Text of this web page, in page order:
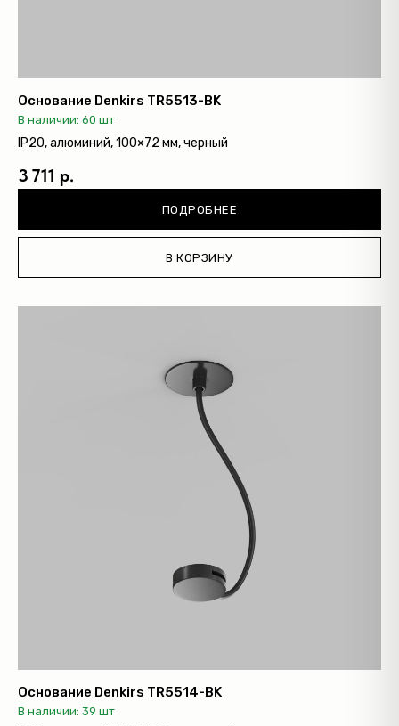
Основание Denkirs TR5513-BK
В наличии: 60 шт
IP20, алюминий, 100×72 мм, черный
3 711 р.
ПОДРОБНЕЕ
В КОРЗИНУ
Основание Denkirs TR5514-BK
В наличии: 39 шт